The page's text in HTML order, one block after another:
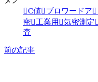
C値
ブロワードア
密
工業用 気密測定
査
前の記事